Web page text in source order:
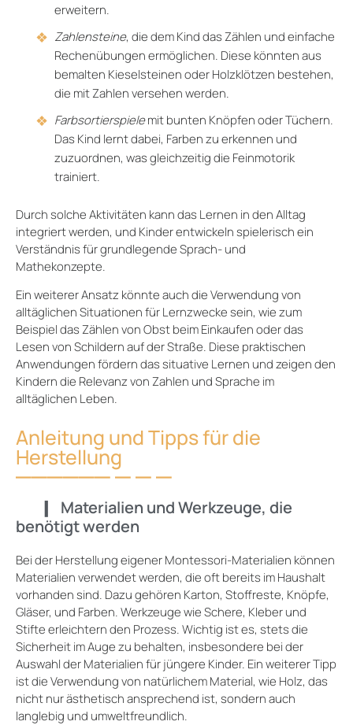
erweitern.
Zahlensteine, die dem Kind das Zählen und einfache
Rechenübungen ermöglichen. Diese könnten aus
bemalten Kieselsteinen oder Holzklötzen bestehen,
die mit Zahlen versehen werden.
Farbsortierspielemit bunten Knöpfen oder Tüchern.
Das Kind lernt dabei, Farben zu erkennen und
zuzuordnen, was gleichzeitig die Feinmotorik
trainiert.
Durch solche Aktivitäten kann das Lernen in den Alltag
integriert werden, und Kinder entwickeln spielerisch ein
Verständnis für grundlegende Sprach- und
Mathekonzepte.
Ein weiterer Ansatz könnte auch die Verwendung von
alltäglichen Situationen für Lernzwecke sein, wie zum
Beispiel das Zählen von Obst beim Einkaufen oder das
Lesen von Schildern auf der Straße. Diese praktischen
Anwendungen fördern das situative Lernen und zeigen den
Kindern die Relevanz von Zahlen und Sprache im
alltäglichen Leben.
Anleitung und Tipps für die
Herstellung
Materialien und Werkzeuge, die
benötigt werden
Bei der Herstellung eigener Montessori-Materialien können
Materialien verwendet werden, die oft bereits im Haushalt
vorhanden sind. Dazu gehören Karton, Stoffreste, Knöpfe,
Gläser, und Farben. Werkzeuge wie Schere, Kleber und
Stifte erleichtern den Prozess. Wichtig ist es, stets die
Sicherheit im Auge zu behalten, insbesondere bei der
Auswahl der Materialien für jüngere Kinder. Ein weiterer Tipp
ist die Verwendung von natürlichem Material, wie Holz, das
nicht nur ästhetisch ansprechend ist, sondern auch
langlebig und umweltfreundlich.